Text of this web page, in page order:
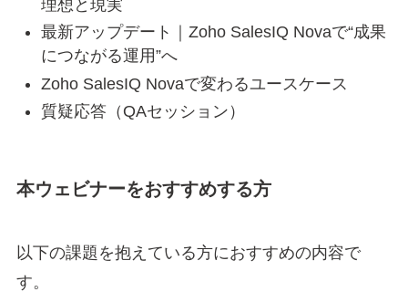
理想と現実
最新アップデート｜Zoho SalesIQ Novaで“成果
につながる運用”へ
Zoho SalesIQ Novaで変わるユースケース
質疑応答（QAセッション）
本ウェビナーをおすすめする方
以下の課題を抱えている方におすすめの内容で
す。